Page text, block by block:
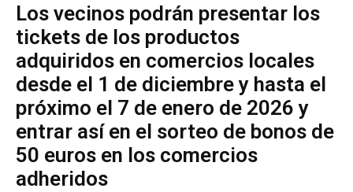
Los vecinos podrán presentar los
tickets de los productos
adquiridos en comercios locales
desde el 1 de diciembre y hasta el
próximo el 7 de enero de 2026 y
entrar así en el sorteo de bonos de
50 euros en los comercios
adheridos